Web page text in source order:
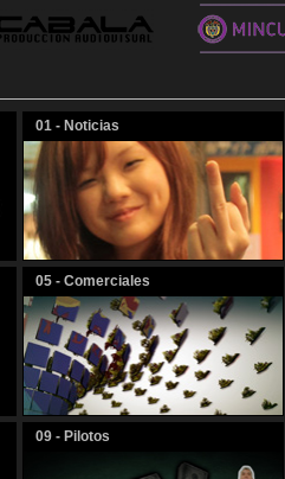
01 - Noticias
05 - Comerciales
09 - Pilotos